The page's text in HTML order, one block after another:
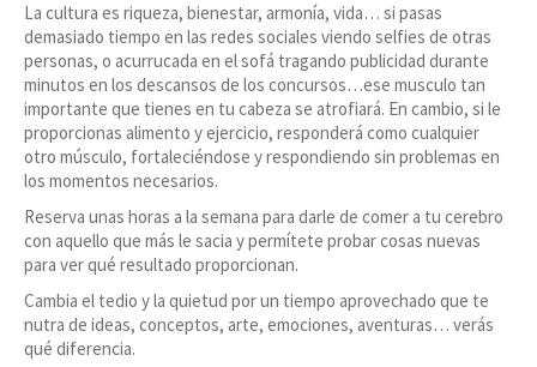
La cultura es riqueza, bienestar, armonía, vida… si pasas
demasiado tiempo en las redes sociales viendo selfies de otras
personas, o acurrucada en el sofá tragando publicidad durante
minutos en los descansos de los concursos…ese musculo tan
importante que tienes en tu cabeza se atrofiará. En cambio, si le
proporcionas alimento y ejercicio, responderá como cualquier
otro músculo, fortaleciéndose y respondiendo sin problemas en
los momentos necesarios.
Reserva unas horas a la semana para darle de comer a tu cerebro
con aquello que más le sacia y permítete probar cosas nuevas
para ver qué resultado proporcionan.
Cambia el tedio y la quietud por un tiempo aprovechado que te
nutra de ideas, conceptos, arte, emociones, aventuras… verás
qué diferencia.